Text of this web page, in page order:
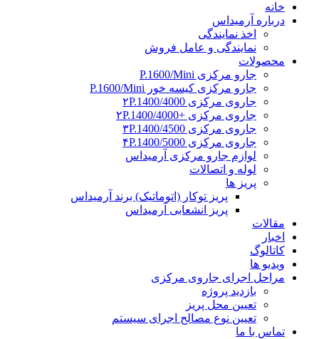
خانه
درباره آرمیداس
اخذ نمایندگی
نمایندگی و عامل فروش
محصولات
جارو مرکزی P.1600/Mini
جارو مرکزی کیسه خور P.1600/Mini
جاروی مرکزی ۲P.1400/4000
جاروی مرکزی +۲P.1400/4000
جاروی مرکزی ۳P.1400/4500
جاروی مرکزی ۴P.1400/5000
لوازم جارو مرکزی آرمیداس
لوله و اتصالات
پریز ها
پریز توکار (اتوماتیک) برند آرمیداس
پریز انشعابی آرمیداس
مقالات
اخبار
کاتالوگ
ویدیو ها
مراحل اجرای جاروی مرکزی
بازدید پروژه
تعیین محل پریز
تعیین نوع مصالح اجرای سیستم
تماس با ما